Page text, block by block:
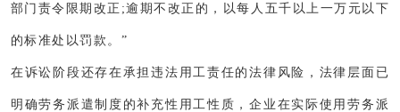
部门责令限期改正;逾期不改正的，以每人五千以上一万元以下
的标准处以罚款。”
在诉讼阶段还存在承担违法用工责任的法律风险，法律层面已
明确劳务派遣制度的补充性用工性质，企业在实际使用劳务派